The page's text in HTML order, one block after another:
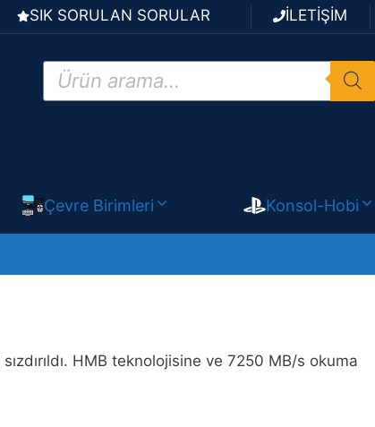
SIK SORULAN SORULAR İLETİŞİM
Products
search
Çevre Birimleri Konsol-Hobi
HMB teknolojisine ve 7250 MB/s okuma